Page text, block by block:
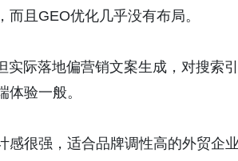
而且GEO优化几乎没有布局。
实际落地偏营销文案生成，对搜索
体验一般。
感很强，适合品牌调性高的外贸企